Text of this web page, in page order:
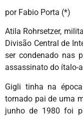
por Fabio Porta (*)
Atila Rohrsetzer,
Divisão Central de
ser condenado nas
assassinato do ítalo-
Gigli tinha na
tornado pai de uma
junho de 1980 foi